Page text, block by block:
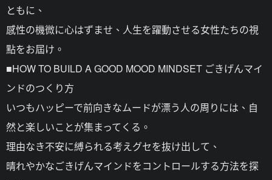
ともに、
感性の機微に心はずませ、人生を躍動させる女性たちの視
點をお屆け。
■HOW TO BUILD A GOOD MOOD MINDSET ごきげんマイ
ンドのつくり方
いつもハッピーで前向きなムードが漂う人の周りには、自
然と楽しいことが集まってくる。
理由なき不安に縛られる考えグセを抜け出して、
晴れやかなごきげんマインドをコントロールする方法を探